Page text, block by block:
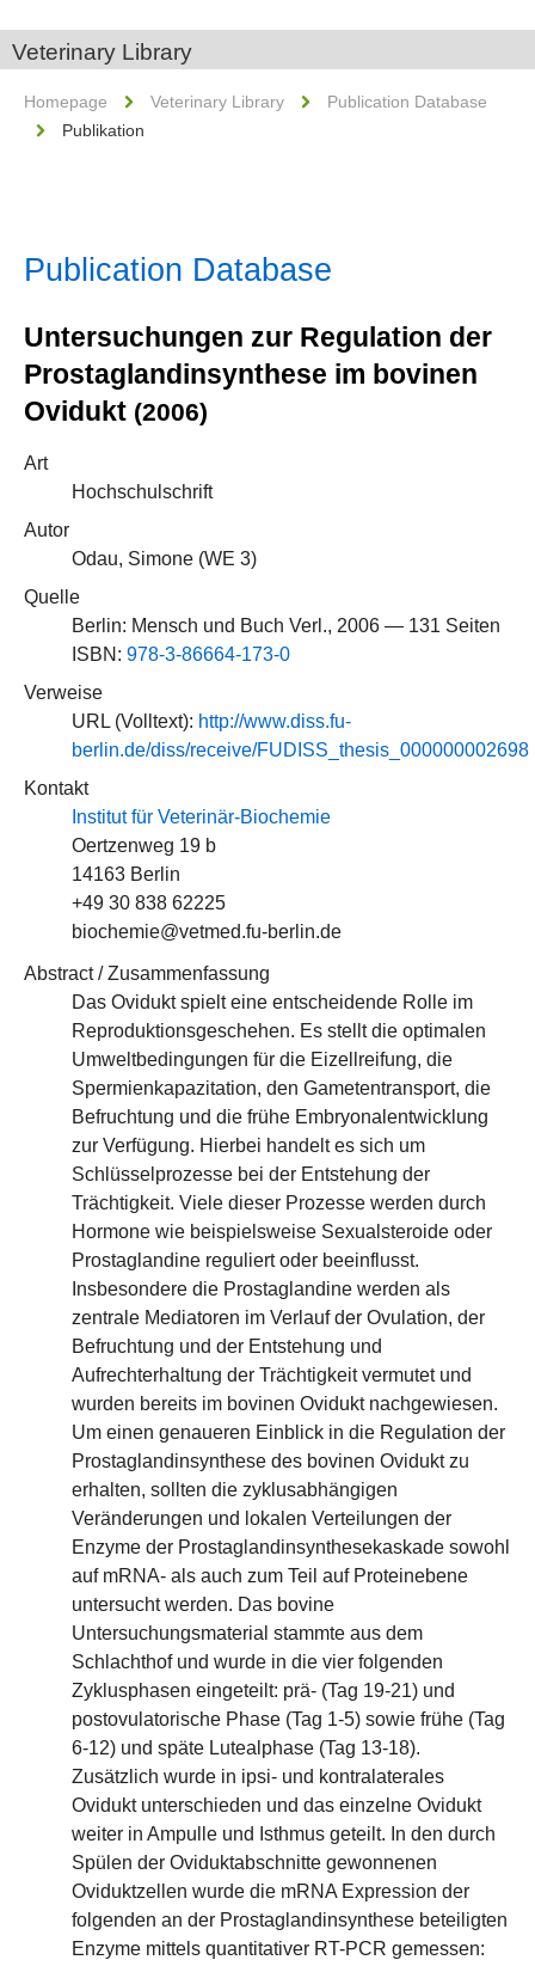
Veterinary Library
Homepage Veterinary Library
Publication Database
Publikation
Publication Database
Untersuchungen zur Regulation der
Prostaglandinsynthese im bovinen
Ovidukt (2006)
Art
Hochschulschrift
Autor
Odau, Simone (WE 3)
Quelle
Berlin: Mensch und Buch Verl., 2006 — 131 Seiten
ISBN: 978-3-86664-173-0
Verweise
URL (Volltext): http://www.diss.fu-
berlin.de/diss/receive/FUDISS_thesis_000000002698
Kontakt
Institut für Veterinär-Biochemie
Oertzenweg 19 b
14163 Berlin
+49 30 838 62225
biochemie@vetmed.fu-berlin.de
Abstract / Zusammenfassung
Das Ovidukt spielt eine entscheidende Rolle im
Reproduktionsgeschehen. Es stellt die optimalen
Umweltbedingungen für die Eizellreifung, die
Spermienkapazitation, den Gametentransport, die
Befruchtung und die frühe Embryonalentwicklung
zur Verfügung. Hierbei handelt es sich um
Schlüsselprozesse bei der Entstehung der
Trächtigkeit. Viele dieser Prozesse werden durch
Hormone wie beispielsweise Sexualsteroide oder
Prostaglandine reguliert oder beeinflusst.
Insbesondere die Prostaglandine werden als
zentrale Mediatoren im Verlauf der Ovulation, der
Befruchtung und der Entstehung und
Aufrechterhaltung der Trächtigkeit vermutet und
wurden bereits im bovinen Ovidukt nachgewiesen.
Um einen genaueren Einblick in die Regulation der
Prostaglandinsynthese des bovinen Ovidukt zu
erhalten, sollten die zyklusabhängigen
Veränderungen und lokalen Verteilungen der
Enzyme der Prostaglandinsynthesekaskade sowohl
auf mRNA- als auch zum Teil auf Proteinebene
untersucht werden. Das bovine
Untersuchungsmaterial stammte aus dem
Schlachthof und wurde in die vier folgenden
Zyklusphasen eingeteilt: prä- (Tag 19-21) und
postovulatorische Phase (Tag 1-5) sowie frühe (Tag
6-12) und späte Lutealphase (Tag 13-18).
Zusätzlich wurde in ipsi- und kontralaterales
Ovidukt unterschieden und das einzelne Ovidukt
weiter in Ampulle und Isthmus geteilt. In den durch
Spülen der Oviduktabschnitte gewonnenen
Oviduktzellen wurde die mRNA Expression der
folgenden an der Prostaglandinsynthese beteiligten
Enzyme mittels quantitativer RT-PCR gemessen: